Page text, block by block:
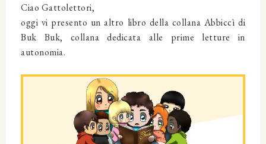
Ciao Gattolettori,
oggi vi presento un altro libro della collana Abbiccì di
Buk Buk, collana dedicata alle prime letture in
autonomia.